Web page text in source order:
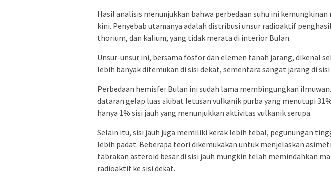
Hasil analisis menunjukkan bahwa perbedaan suhu ini
kini. Penyebab utamanya adalah distribusi unsur radioaktif
thorium, dan kalium, yang tidak merata di interior Bulan.
Unsur-unsur ini, bersama fosfor dan elemen tanah jarang, dikenal
lebih banyak ditemukan di sisi dekat, sementara sangat jarang di sisi
Perbedaan hemisfer Bulan ini sudah lama membingungkan
dataran gelap luas akibat letusan vulkanik purba yang menutupi
hanya 1% sisi jauh yang menunjukkan aktivitas vulkanik serupa.
Selain itu, sisi jauh juga memiliki kerak lebih tebal, pegunungan
lebih padat. Beberapa teori dikemukakan untuk menjelaskan
tabrakan asteroid besar di sisi jauh mungkin telah memindahkan
radioaktif ke sisi dekat.